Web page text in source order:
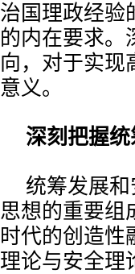
治国理政经验
的内在要求。
向，对于实现
意义。
深刻把握
统筹发展
思想的重要组
时代的创造性
理论与安全理